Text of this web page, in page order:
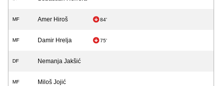
MF Amer Hiroš 84'
MF Damir Hrelja 75'
DF Nemanja Jakšić
MF Miloš Jojić